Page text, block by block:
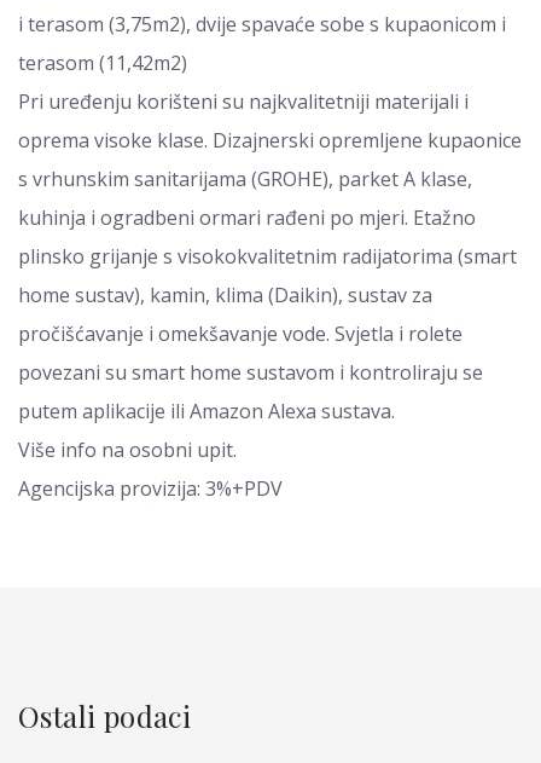
i terasom (3,75m2), dvije spavaće sobe s kupaonicom i
terasom (11,42m2)
Pri uređenju korišteni su najkvalitetniji materijali i
oprema visoke klase. Dizajnerski opremljene kupaonice
s vrhunskim sanitarijama (GROHE), parket A klase,
kuhinja i ogradbeni ormari rađeni po mjeri. Etažno
plinsko grijanje s visokokvalitetnim radijatorima (smart
home sustav), kamin, klima (Daikin), sustav za
pročišćavanje i omekšavanje vode. Svjetla i rolete
povezani su smart home sustavom i kontroliraju se
putem aplikacije ili Amazon Alexa sustava.
Više info na osobni upit.
Agencijska provizija: 3%+PDV
Ostali podaci